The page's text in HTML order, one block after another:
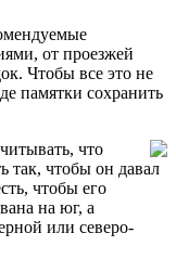
от проезжей
Чтобы все это не
памятки сохранить
что
так, чтобы он давал
чтобы его
на юг, а
или северо-